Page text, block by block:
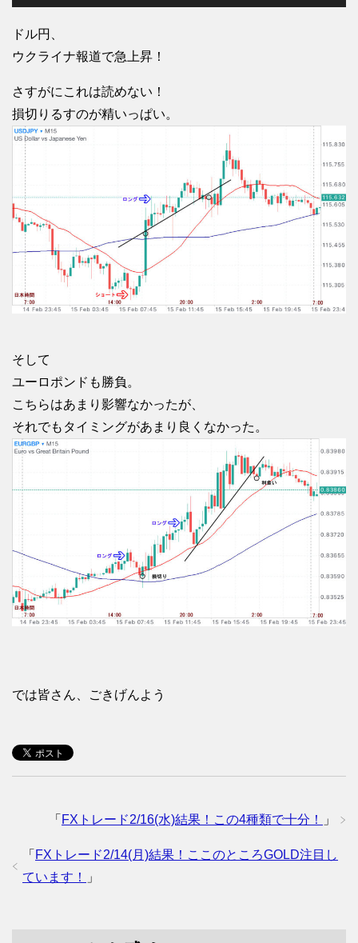
ドル円、
ウクライナ報道で急上昇！
さすがにこれは読めない！
損切りるすのが精いっぱい。
そして
ユーロポンドも勝負。
こちらはあまり影響なかったが、
それでもタイミングがあまり良くなかった。
では皆さん、ごきげんよう
「 FXトレード2/16(水)結果！この4種類で十分！ 」
「 FXトレード2/14(月)結果！ここのところGOLD注目し
ています！
」